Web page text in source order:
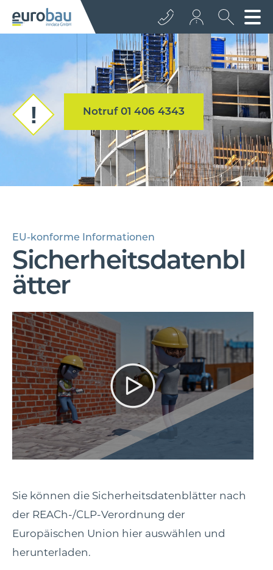
+43 512 362233
info@euro­bau.com
inndata
Notruf 01 406 4343
EU-konforme Informationen
Sicherheitsdatenbl
ätter
Sie können die Sicherheitsdatenblätter nach
der REACh-/CLP-Verordnung der
Europäischen Union hier auswählen und
herunterladen.